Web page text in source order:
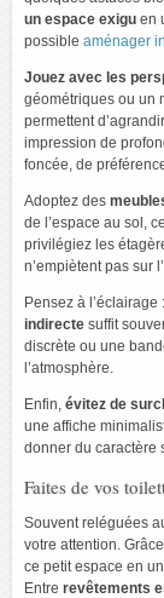
un espace exigu en
possible aménager
Jouez avec les
géométriques ou un
permettent
impression de
foncée, de
Adoptez des
de l’espace au sol,
privilégiez les
n’empiètent pas sur
Pensez à
indirecte suffit
discrète ou une
l’atmosphère.
Enfin, évitez de
une affiche
donner du caractère
Faites de vos
Souvent reléguées
votre attention.
ce petit espace en
Entre revêtements